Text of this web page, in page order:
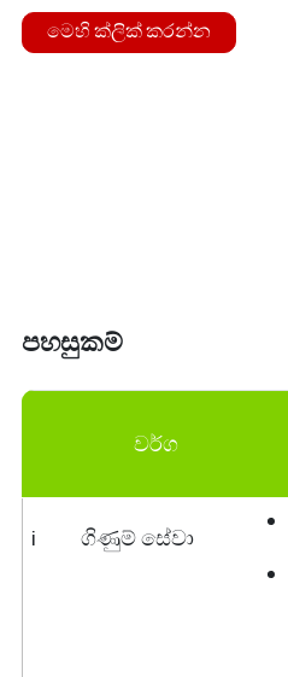
මෙහි ක්ලික් කරන්න
පහසුකම්
වර්ග
i ගිණුම් සේවා